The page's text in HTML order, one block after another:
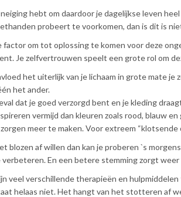
hebt om daardoor je dagelijkse leven
probeert te voorkomen, dan is dit is
factor om tot oplossing te komen voor deze
Je zelfvertrouwen speelt een grote rol om
het uiterlijk van je lichaam in grote mate
het ander.
dat je goed verzorgd bent en je kleding
vermijd dan kleuren zoals rood, blauw
meer te maken. Voor extreem
blozen af willen dan kan je proberen `s
En een betere stemming zorgt
veel verschillende therapieën en
helaas niet. Het hangt van het stotteren af